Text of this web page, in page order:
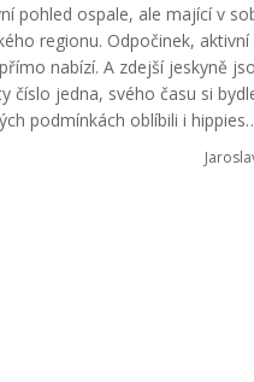
pohled ospale, ale mající v
regionu. Odpočinek, aktivní
nabízí. A zdejší jeskyně
číslo jedna, svého času si
podmínkách oblíbili i